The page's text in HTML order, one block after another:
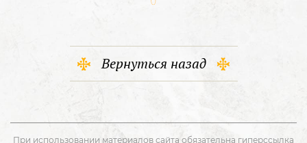
Вернуться назад
При использовании материалов сайта обязательна гиперссылка